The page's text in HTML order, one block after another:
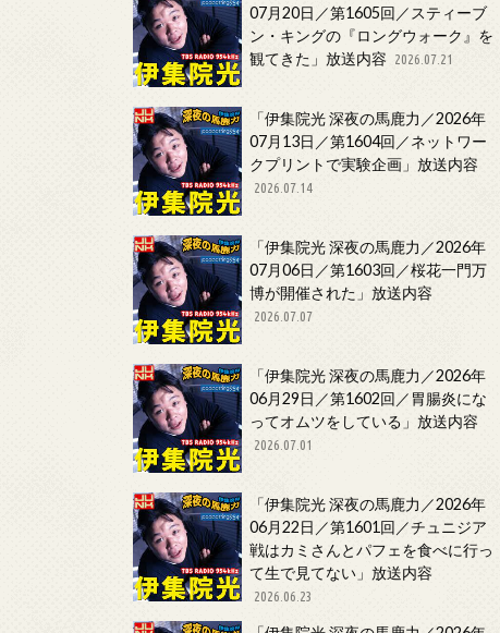
07月20日／第1605回／スティーブ
ン・キングの『ロングウォーク』を
観てきた」放送内容
2026.07.21
「伊集院光 深夜の馬鹿力／2026年
07月13日／第1604回／ネットワー
クプリントで実験企画」放送内容
2026.07.14
「伊集院光 深夜の馬鹿力／2026年
07月06日／第1603回／桜花一門万
博が開催された」放送内容
2026.07.07
「伊集院光 深夜の馬鹿力／2026年
06月29日／第1602回／胃腸炎にな
ってオムツをしている」放送内容
2026.07.01
「伊集院光 深夜の馬鹿力／2026年
06月22日／第1601回／チュニジア
戦はカミさんとパフェを食べに行っ
て生で見てない」放送内容
2026.06.23